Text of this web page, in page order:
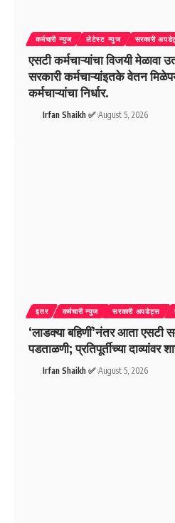
कर्मचारी न्युज लेटेस्ट न्युज सरकारी
एसटी कर्मचाऱ्यांचा विजयी मेळावा
सरकारी कर्मचाऱ्यांइतके वेतन
कर्मचाऱ्यांचा निर्धार.
Irfan Shaikh ✅ August 5, 2026
इतर कर्मचारी न्युज सरकारी अपडेट्स
‘लाडक्या बहिणीं’नंतर आता एसटी
पडताळणी; प्रतिपूर्तीच्या
Irfan Shaikh ✅ August 5, 2026